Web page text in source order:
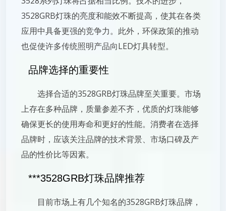
3528GRB灯珠的亮度和能效不断提高，使其在各类
应用中具备更强的竞争力。此外，环保政策的推动
也促使许多传统照明产品向LED灯具转型。
品牌选择的重要性
选择合适的3528GRB灯珠品牌至关重要。市场
上存在多种品牌，质量参差不齐，优质的灯珠能够
确保更长的使用寿命和更好的性能。消费者在选择
品牌时，应该关注品牌的技术背景、市场口碑及产
品的性价比等因素。
***3528GRB灯珠品牌推荐
目前市场上有几个知名的3528GRB灯珠品牌，